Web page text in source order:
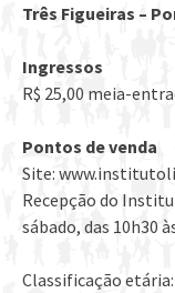
Três Figueiras –
Ingressos
R$ 25,00 meia-
Pontos de venda
Site:
Recepção do
sábado, das 10h30
Classificação